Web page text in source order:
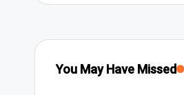
You May Have Missed